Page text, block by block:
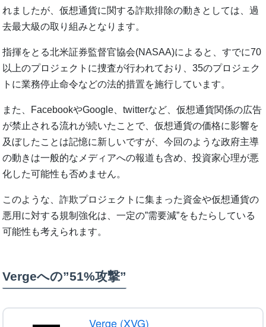
れましたが、仮想通貨に関する詐欺排除の動きとしては、過
去最大級の取り組みとなります。
指揮をとる北米証券監督官協会(NASAA)によると、すでに70
以上のプロジェクトに捜査が行われており、35のプロジェク
トに業務停止命令などの法的措置を施行しています。
また、FacebookやGoogle、twitterなど、仮想通貨関係の広告
が禁止される流れが続いたことで、仮想通貨の価格に影響を
及ぼしたことは記憶に新しいですが、今回のような政府主導
の動きは一般的なメディアへの報道も含め、投資家心理が悪
化した可能性も否めません。
このような、詐欺プロジェクトに集まった資金や仮想通貨の
悪用に対する規制強化は、一定の”需要減”をもたらしている
可能性も考えられます。
Vergeへの”51%攻撃”
Verge (XVG)